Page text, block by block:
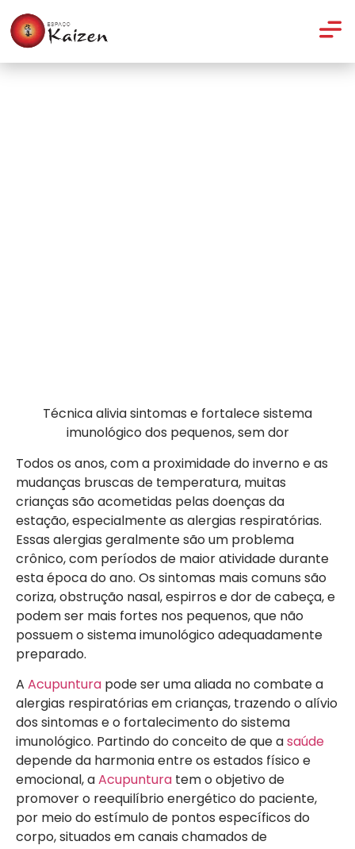
Técnica alivia sintomas e fortalece sistema
imunológico dos pequenos, sem dor
Todos os anos, com a proximidade do inverno e as
mudanças bruscas de temperatura, muitas
crianças são acometidas pelas doenças da
estação, especialmente as alergias respiratórias.
Essas alergias geralmente são um problema
crônico, com períodos de maior atividade durante
esta época do ano. Os sintomas mais comuns são
coriza, obstrução nasal, espirros e dor de cabeça, e
podem ser mais fortes nos pequenos, que não
possuem o sistema imunológico adequadamente
preparado.
A Acupuntura pode ser uma aliada no combate a
alergias respiratórias em crianças, trazendo o alívio
dos sintomas e o fortalecimento do sistema
imunológico. Partindo do conceito de que asaúde
depende da harmonia entre os estados físico e
emocional, aAcupuntura tem o objetivo de
promover o reequilíbrio energético do paciente,
por meio do estímulo de pontos específicos do
corpo, situados em canais chamados de